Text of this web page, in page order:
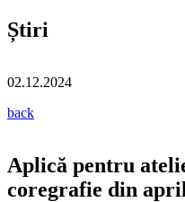
Știri
02.12.2024
back
Aplică pentru
coregrafie din